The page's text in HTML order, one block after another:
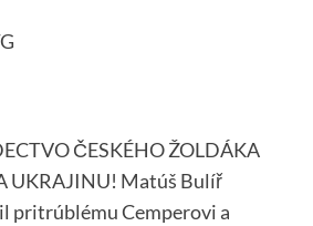
ČESKÉHO ŽOLDÁKA
UKRAJINU! Matúš Bulíř
pritrúblému Cemperovi a